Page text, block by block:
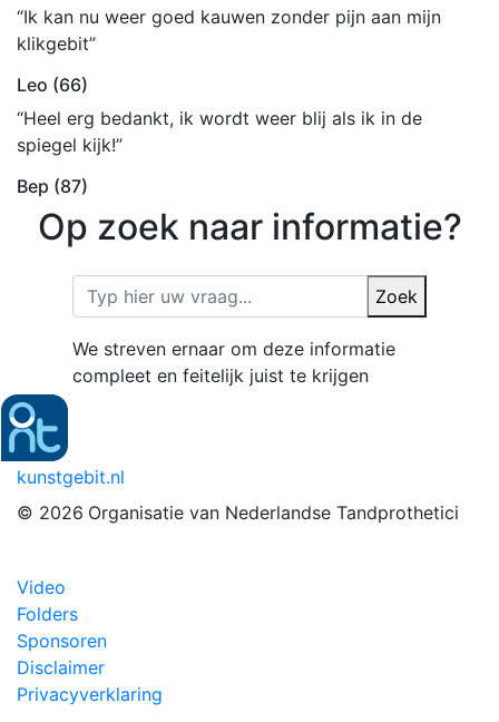
“Ik kan nu weer goed kauwen zonder pijn aan mijn
klikgebit”
Leo (66)
“Heel erg bedankt, ik wordt weer blij als ik in de
spiegel kijk!”
Bep (87)
Op zoek naar informatie?
Zoek
We streven ernaar om deze informatie
compleet en feitelijk juist te krijgen
kunstgebit.nl
© 2026 Organisatie van Nederlandse Tandprothetici
Video
Folders
Sponsoren
Disclaimer
Privacyverklaring